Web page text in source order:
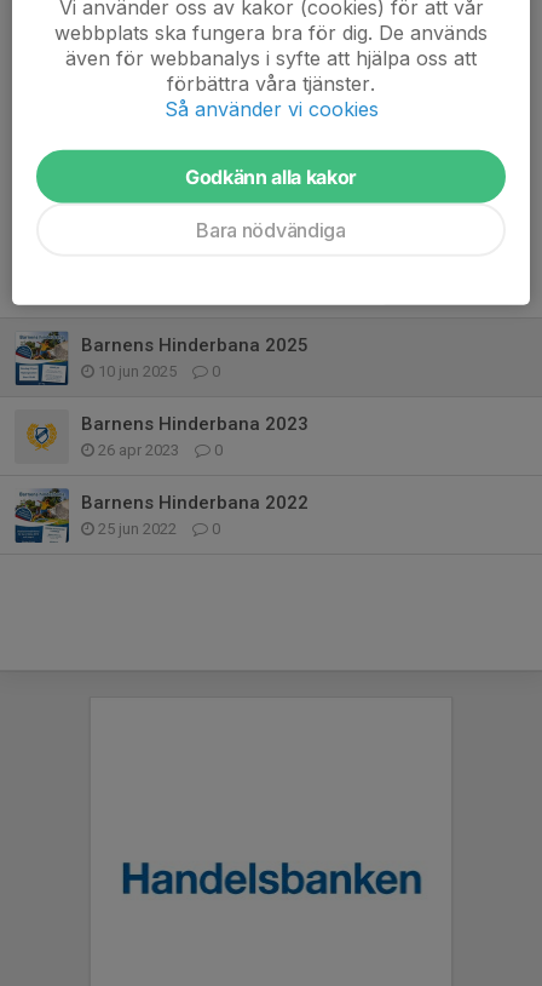
Dela nyhet
Kommentarer
Barnens Hinderbana 2025
10 jun 2025 0
Barnens Hinderbana 2023
26 apr 2023 0
Barnens Hinderbana 2022
25 jun 2022 0
Vi använder oss av kakor (cookies) för att vår
webbplats ska fungera bra för dig. De används
även för webbanalys i syfte att hjälpa oss att
förbättra våra tjänster.
Så använder vi cookies
Godkänn alla kakor
Bara nödvändiga